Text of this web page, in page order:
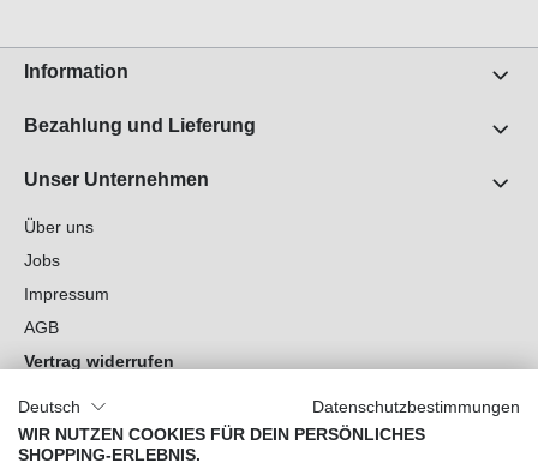
Information
Bezahlung und Lieferung
Unser Unternehmen
Über uns
Jobs
Impressum
AGB
Vertrag widerrufen
Cookie-Einstellungen
Deutsch
Datenschutzbestimmungen
WIR NUTZEN COOKIES FÜR DEIN PERSÖNLICHES
SHOPPING-ERLEBNIS.